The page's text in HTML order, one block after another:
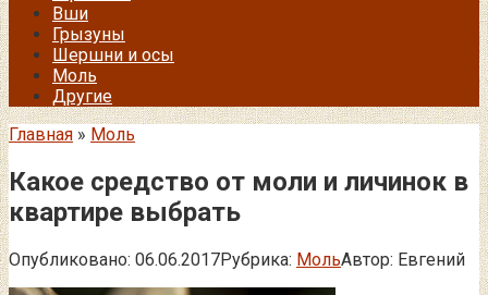
Вши
Грызуны
Шершни и осы
Моль
Другие
Главная » Моль
Какое средство от моли и личинок в
квартире выбрать
Опубликовано: 06.06.2017Рубрика: МольАвтор: Евгений